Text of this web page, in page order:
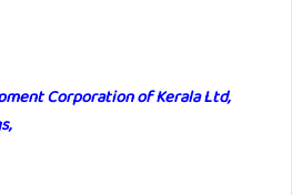
Corporation of Kerala Ltd,